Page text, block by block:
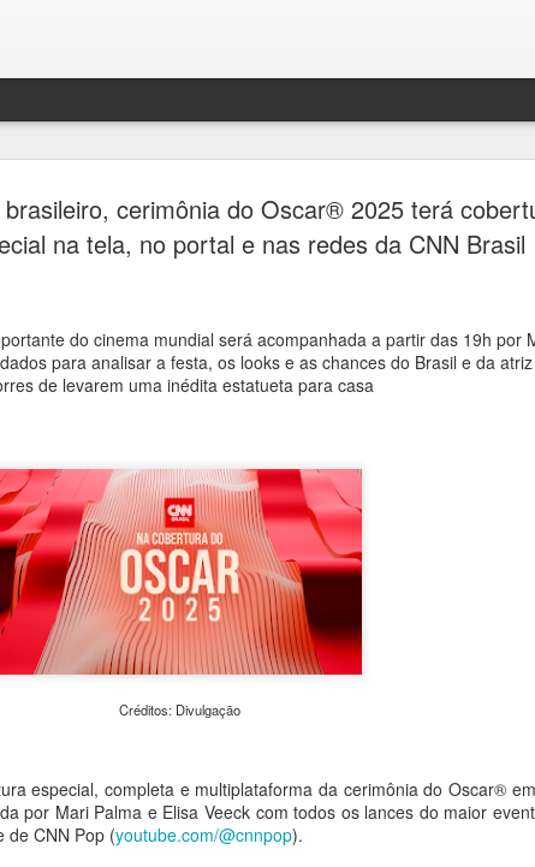
cerimônia do Oscar® 2025 terá
na tela, no portal e nas redes da CNN Brasil
do cinema mundial será acompanhada a partir das 19h por
para analisar a festa, os looks e as chances do Brasil e da
de levarem uma inédita estatueta para casa
Créditos: Divulgação
especial, completa e multiplataforma da cerimônia do Oscar®
por Mari Palma e Elisa Veeck com todos os lances do maior
de CNN Pop (youtube.com/@cnnpop).
4
Festival Hercule
transforma
Ana Bittar
Entre 5 e 23 de agosto, museus,
Campinas recebe, entre 5 e 23 de
Hercule Florence de Fotografia, que
grande circuito de arte, cultura e reflexão
urgentes da atualidade: a crise climática.
em Transformação – Da Expedição
evento reúne exposições, oficinas,
caminhadas fotográficas e intervenções
universidades, praças e espaços
pesquisadores e o público de discussões
e meio ambiente.